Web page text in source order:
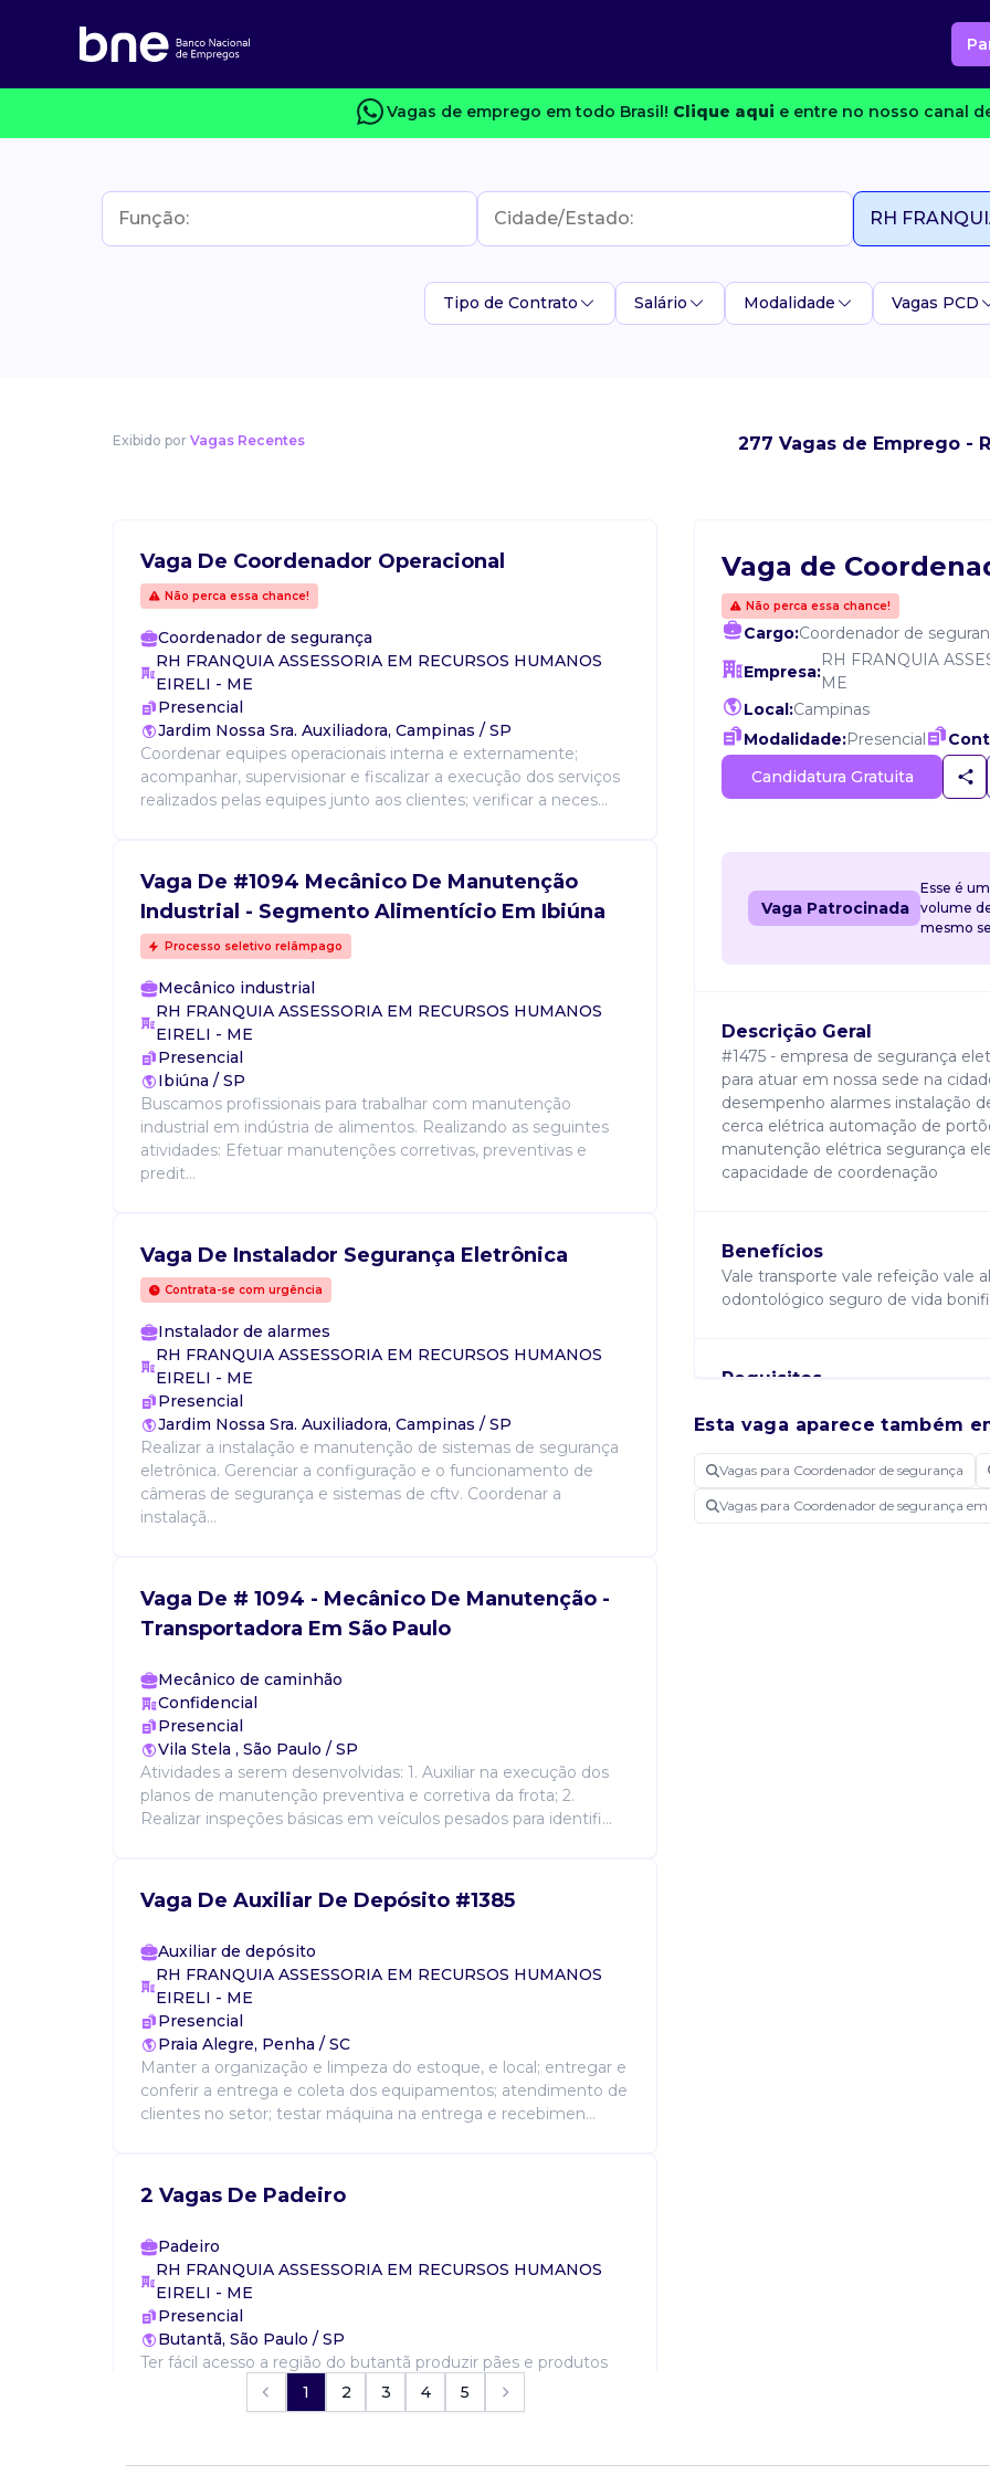
Vagas de emprego em todo Brasil! Clique aqui e entre no nosso canal
Tipo de Contrato Salário Modalidade Vagas PCD
Exibido por Vagas Recentes
277 Vagas de Emprego -
Vaga De Coordenador Operacional
Não perca essa chance!
Coordenador de segurança
RH FRANQUIA ASSESSORIA EM RECURSOS HUMANOS
EIRELI - ME
Presencial
Jardim Nossa Sra. Auxiliadora, Campinas / SP
Coordenar equipes operacionais interna e externamente;
acompanhar, supervisionar e fiscalizar a execução dos serviços
realizados pelas equipes junto aos clientes; verificar a neces...
Vaga De #1094 Mecânico De Manutenção
Industrial - Segmento Alimentício Em Ibiúna
Processo seletivo relâmpago
Mecânico industrial
RH FRANQUIA ASSESSORIA EM RECURSOS HUMANOS
EIRELI - ME
Presencial
Ibiúna / SP
Buscamos profissionais para trabalhar com manutenção
industrial em indústria de alimentos. Realizando as seguintes
atividades: Efetuar manutenções corretivas, preventivas e
predit...
Vaga De Instalador Segurança Eletrônica
Contrata-se com urgência
Instalador de alarmes
RH FRANQUIA ASSESSORIA EM RECURSOS HUMANOS
EIRELI - ME
Presencial
Jardim Nossa Sra. Auxiliadora, Campinas / SP
Realizar a instalação e manutenção de sistemas de segurança
eletrônica. Gerenciar a configuração e o funcionamento de
câmeras de segurança e sistemas de cftv. Coordenar a
instalaçã...
Vaga De # 1094 - Mecânico De Manutenção -
Transportadora Em São Paulo
Mecânico de caminhão
Confidencial
Presencial
Vila Stela , São Paulo / SP
Atividades a serem desenvolvidas: 1. Auxiliar na execução dos
planos de manutenção preventiva e corretiva da frota; 2.
Realizar inspeções básicas em veículos pesados para identifi...
Vaga De Auxiliar De Depósito #1385
Auxiliar de depósito
RH FRANQUIA ASSESSORIA EM RECURSOS HUMANOS
EIRELI - ME
Presencial
Praia Alegre, Penha / SC
Manter a organização e limpeza do estoque, e local; entregar e
conferir a entrega e coleta dos equipamentos; atendimento de
clientes no setor; testar máquina na entrega e recebimen...
2 Vagas De Padeiro
Padeiro
RH FRANQUIA ASSESSORIA EM RECURSOS HUMANOS
EIRELI - ME
Presencial
Butantã, São Paulo / SP
Ter fácil acesso a região do butantã produzir pães e produtos
de panificação de alta qualidade, saborosos e bem
apresentados, garantindo o abastecimento, a satisfação dos
1 2 3 4 5
Vaga de
Não perca essa chance!
Cargo:Coordenador de
Empresa:
RH FRANQUIA
ME
Local:Campinas
Modalidade:Presencial
Candidatura Gratuita
Vaga Patrocinada
Esse é
volume
mesmo
Descrição Geral
#1475 - empresa de segurança
para atuar em nossa sede na
desempenho alarmes instalação
cerca elétrica automação de
manutenção elétrica segurança
capacidade de coordenação
Benefícios
Vale transporte vale refeição vale
odontológico seguro de vida
Requisitos
operacional conhecimento em
resolução de problemas boa
habilitação categoria b.
eletrônica (alarme, cftv, controle
remota, interfonia, cerca elétrica)
Esta vaga aparece também
Vagas para Coordenador de segurança
Vagas para Coordenador de segurança